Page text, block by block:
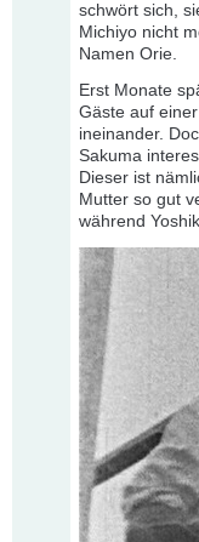
schwört sich,
Michiyo nicht
Namen Orie.
Erst Monate
Gäste auf
ineinander.
Sakuma
Dieser ist
Mutter so gut
während